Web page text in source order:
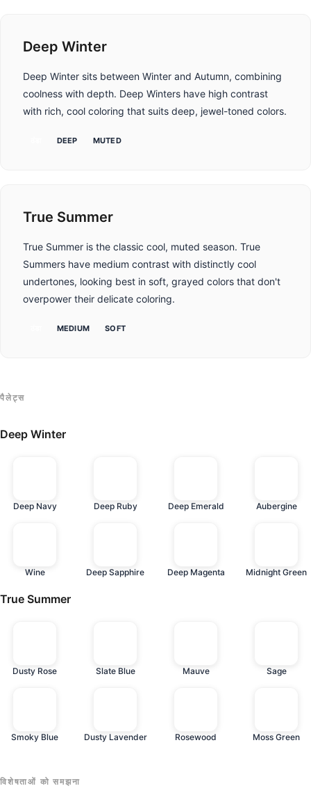
Deep Winter
Deep Winter sits between Winter and Autumn, combining
coolness with depth. Deep Winters have high contrast
with rich, cool coloring that suits deep, jewel-toned colors.
DEEP MUTED
True Summer
True Summer is the classic cool, muted season. True
Summers have medium contrast with distinctly cool
undertones, looking best in soft, grayed colors that don't
overpower their delicate coloring.
MEDIUM SOFT
पैलेट्स
Deep Winter
Deep Navy Deep Ruby Deep Emerald Aubergine
Wine Deep Sapphire Deep Magenta Midnight Green
True Summer
Dusty Rose Slate Blue Mauve Sage
Smoky Blue Dusty Lavender Rosewood Moss Green
विशेषताओं को समझना